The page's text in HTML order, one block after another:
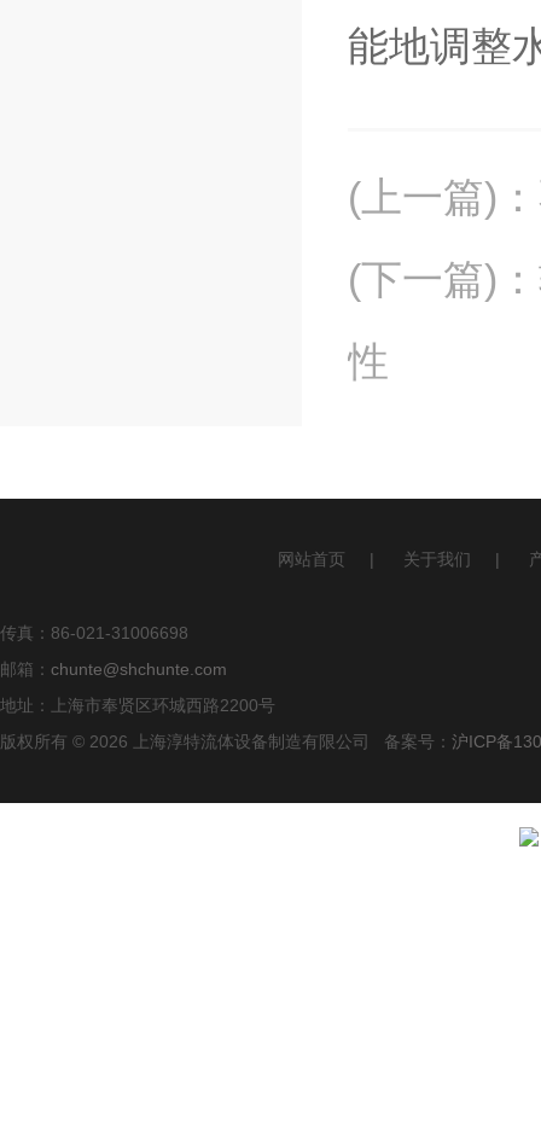
能地调整
(上一篇) ：
(下一篇) ：
性
网站首页 | 关于我们 |
传真：86-021-31006698
邮箱： chunte@shchunte.com
地址：上海市奉贤区环城西路2200号
版权所有 © 2026 上海淳特流体设备制造有限公司 备案号： 沪ICP备